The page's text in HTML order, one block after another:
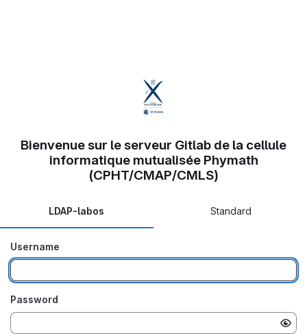
Bienvenue sur le serveur Gitlab de la cellule
informatique mutualisée Phymath
(CPHT/CMAP/CMLS)
LDAP-labos Standard
Username
Password